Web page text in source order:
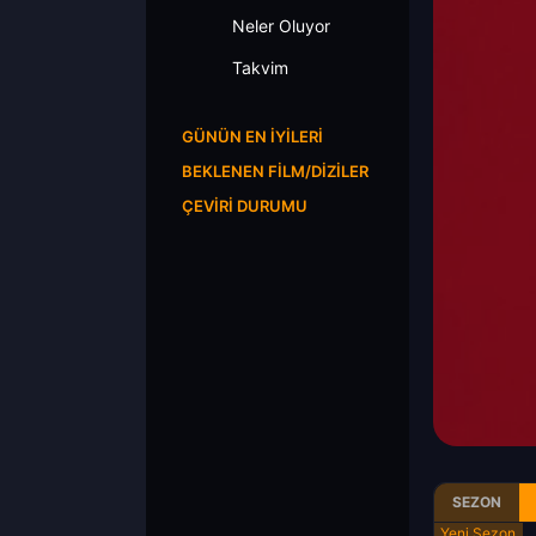
Neler Oluyor
Takvim
GÜNÜN EN İYILERI
BEKLENEN FILM/DIZILER
ÇEVIRI DURUMU
SEZON